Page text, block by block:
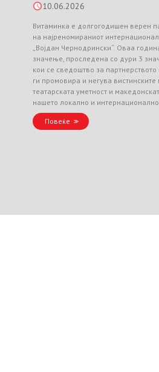
10.06.2026
Витаминка е долгогодишен верен
на најреномираниот
„Војдан Чернодрински“. Оваа
значење, проследена со дури 3
кои се сведоштво за партнерството
ги промовира и негува вистинските
театарската уметност и
нашето локално и
Повеќе